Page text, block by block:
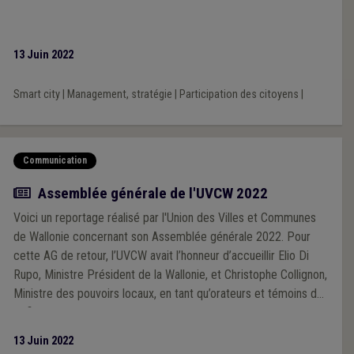
13 Juin 2022
Smart city| Management, stratégie Participation des citoyens
Communication
Actualité
Assemblée générale de l'UVCW 2022
Voici un reportage réalisé par l'Union des Villes et Communes
de Wallonie concernant son Assemblée générale 2022. Pour
cette AG de retour, l’UVCW avait l’honneur d’accueillir Elio Di
Rupo, Ministre Président de la Wallonie, et Christophe Collignon,
Ministre des pouvoirs locaux, en tant qu’orateurs et témoins des
13 Juin 2022